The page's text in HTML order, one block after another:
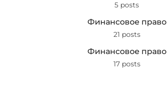
5 posts
Финансовое право
21 posts
Финансовое право
17 posts